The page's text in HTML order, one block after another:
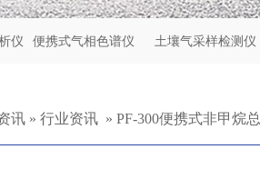
仪 便携式气相色谱仪 土壤气采样检测仪
讯» 行业资讯» PF-300便携式非甲烷